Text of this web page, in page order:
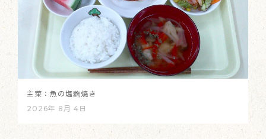
主菜：魚の塩麴焼き
2026年 8月 4日